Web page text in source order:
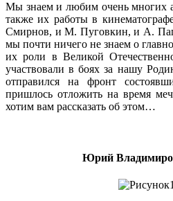
Мы знаем и любим очень многих
также их работы в
Смирнов, и М. Пуговкин, и А.
мы почти ничего не знаем о
их роли в Великой
участвовали в боях за нашу
отправился на фронт
пришлось отложить на время
хотим вам рассказать об этом…
Юрий